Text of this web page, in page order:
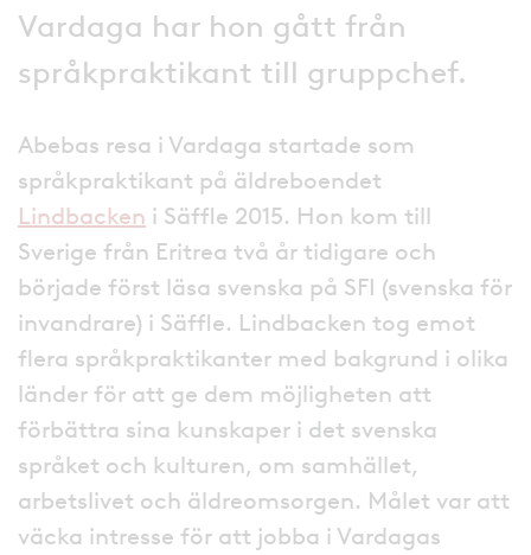
Vardaga har hon gått från
språkpraktikant till gruppchef.
Abebas resa i Vardaga startade som
språkpraktikant på äldreboendet
Lindbacken i Säffle 2015. Hon kom till
Sverige från Eritrea två år tidigare och
började först läsa svenska på SFI (svenska för
invandrare) i Säffle. Lindbacken tog emot
flera språkpraktikanter med bakgrund i olika
länder för att ge dem möjligheten att
förbättra sina kunskaper i det svenska
språket och kulturen, om samhället,
arbetslivet och äldreomsorgen. Målet var att
väcka intresse för att jobba i Vardagas